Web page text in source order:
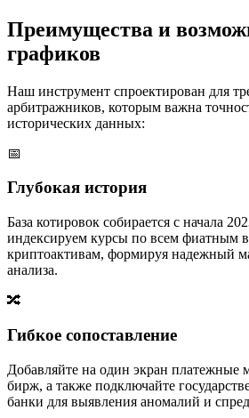
Преимущества и
графиков
Наш инструмент спроектирован для
арбитражников, которым важна
исторических данных:
📅
Глубокая история
База котировок собирается с начала
индексируем курсы по всем фиатным
криптоактивам, формируя надежный
анализа.
🔀
Гибкое сопоставление
Добавляйте на один экран платежные
бирж, а также подключайте
банки для выявления аномалий и